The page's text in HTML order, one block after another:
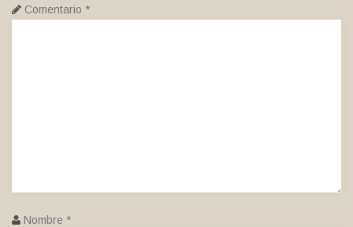
Comentario *
Nombre *